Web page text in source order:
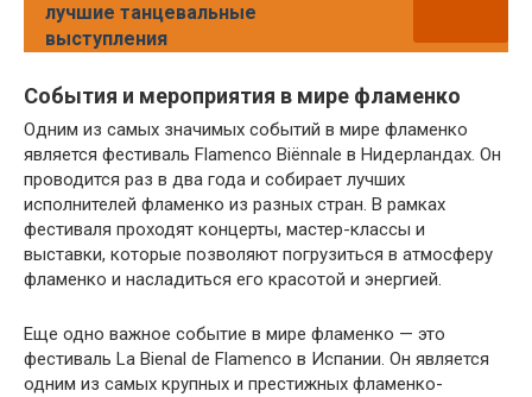
лучшие танцевальные
выступления
События и мероприятия в мире фламенко
Одним из самых значимых событий в мире фламенко
является фестиваль Flamenco Biënnale в Нидерландах. Он
проводится раз в два года и собирает лучших
исполнителей фламенко из разных стран. В рамках
фестиваля проходят концерты, мастер-классы и
выставки, которые позволяют погрузиться в атмосферу
фламенко и насладиться его красотой и энергией.
Еще одно важное событие в мире фламенко — это
фестиваль La Bienal de Flamenco в Испании. Он является
одним из самых крупных и престижных фламенко-